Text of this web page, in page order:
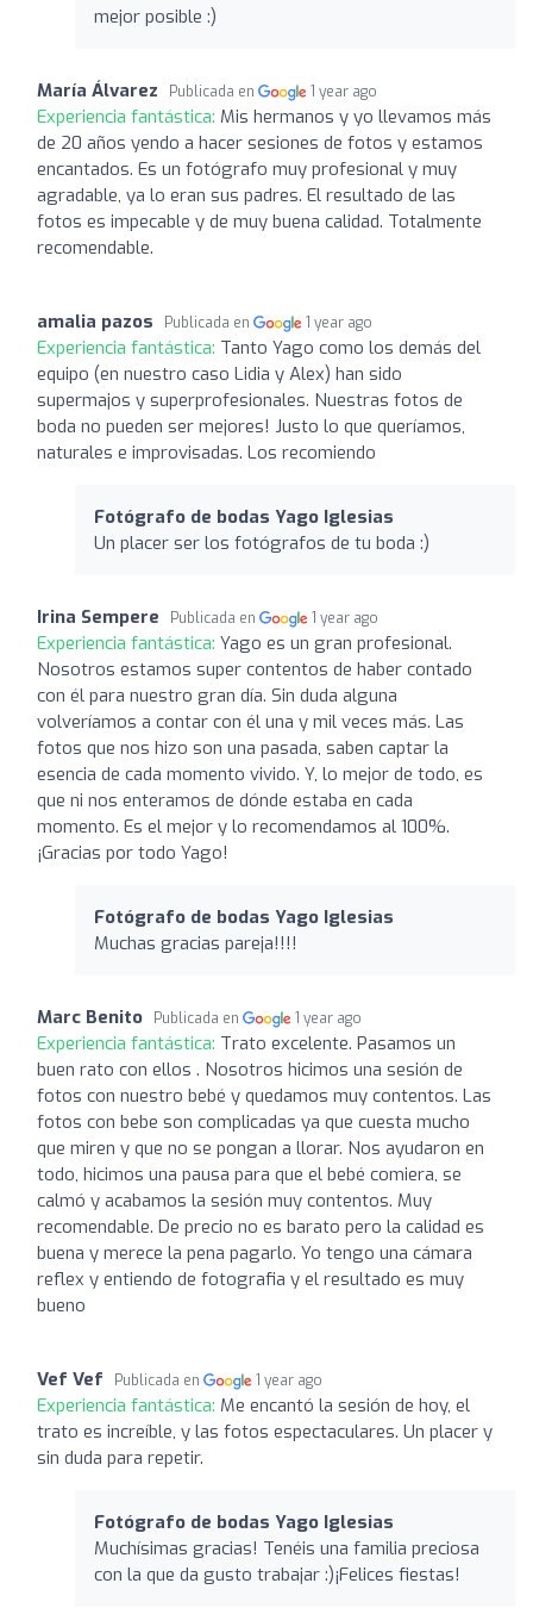
mejor posible :)
María Álvarez Publicada en 1 year ago
Experiencia fantástica: Mis hermanos y yo llevamos más
de 20 años yendo a hacer sesiones de fotos y estamos
encantados. Es un fotógrafo muy profesional y muy
agradable, ya lo eran sus padres. El resultado de las
fotos es impecable y de muy buena calidad. Totalmente
recomendable.
amalia pazos Publicada en 1 year ago
Experiencia fantástica: Tanto Yago como los demás del
equipo (en nuestro caso Lidia y Alex) han sido
supermajos y superprofesionales. Nuestras fotos de
boda no pueden ser mejores! Justo lo que queríamos,
naturales e improvisadas. Los recomiendo
Fotógrafo de bodas Yago Iglesias
Un placer ser los fotógrafos de tu boda :)
Irina Sempere Publicada en 1 year ago
Experiencia fantástica: Yago es un gran profesional.
Nosotros estamos super contentos de haber contado
con él para nuestro gran día. Sin duda alguna
volveríamos a contar con él una y mil veces más. Las
fotos que nos hizo son una pasada, saben captar la
esencia de cada momento vivido. Y, lo mejor de todo, es
que ni nos enteramos de dónde estaba en cada
momento. Es el mejor y lo recomendamos al 100%.
¡Gracias por todo Yago!
Fotógrafo de bodas Yago Iglesias
Muchas gracias pareja!!!!
Marc Benito Publicada en 1 year ago
Experiencia fantástica: Trato excelente. Pasamos un
buen rato con ellos . Nosotros hicimos una sesión de
fotos con nuestro bebé y quedamos muy contentos. Las
fotos con bebe son complicadas ya que cuesta mucho
que miren y que no se pongan a llorar. Nos ayudaron en
todo, hicimos una pausa para que el bebé comiera, se
calmó y acabamos la sesión muy contentos. Muy
recomendable. De precio no es barato pero la calidad es
buena y merece la pena pagarlo. Yo tengo una cámara
reflex y entiendo de fotografia y el resultado es muy
bueno
Vef Vef Publicada en 1 year ago
Experiencia fantástica: Me encantó la sesión de hoy, el
trato es increíble, y las fotos espectaculares. Un placer y
sin duda para repetir.
Fotógrafo de bodas Yago Iglesias
Muchísimas gracias! Tenéis una familia preciosa
con la que da gusto trabajar :)¡Felices fiestas!